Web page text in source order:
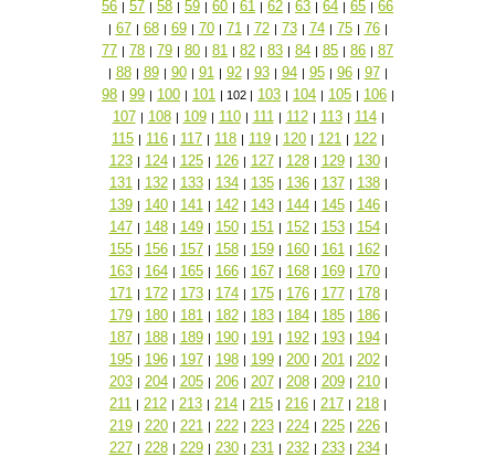
56 | 57 | 58 | 59 | 60 | 61 | 62 | 63 | 64 | 65 | 66
| 67 | 68 | 69 | 70 | 71 | 72 | 73 | 74 | 75 | 76 |
77 | 78 | 79 | 80 | 81 | 82 | 83 | 84 | 85 | 86 | 87
| 88 | 89 | 90 | 91 | 92 | 93 | 94 | 95 | 96 | 97 |
98 | 99 | 100 | 101 | 102 | 103 | 104 | 105 | 106 |
107 | 108 | 109 | 110 | 111 | 112 | 113 | 114 |
115 | 116 | 117 | 118 | 119 | 120 | 121 | 122 |
123 | 124 | 125 | 126 | 127 | 128 | 129 | 130 |
131 | 132 | 133 | 134 | 135 | 136 | 137 | 138 |
139 | 140 | 141 | 142 | 143 | 144 | 145 | 146 |
147 | 148 | 149 | 150 | 151 | 152 | 153 | 154 |
155 | 156 | 157 | 158 | 159 | 160 | 161 | 162 |
163 | 164 | 165 | 166 | 167 | 168 | 169 | 170 |
171 | 172 | 173 | 174 | 175 | 176 | 177 | 178 |
179 | 180 | 181 | 182 | 183 | 184 | 185 | 186 |
187 | 188 | 189 | 190 | 191 | 192 | 193 | 194 |
195 | 196 | 197 | 198 | 199 | 200 | 201 | 202 |
203 | 204 | 205 | 206 | 207 | 208 | 209 | 210 |
211 | 212 | 213 | 214 | 215 | 216 | 217 | 218 |
219 | 220 | 221 | 222 | 223 | 224 | 225 | 226 |
227 | 228 | 229 | 230 | 231 | 232 | 233 | 234 |